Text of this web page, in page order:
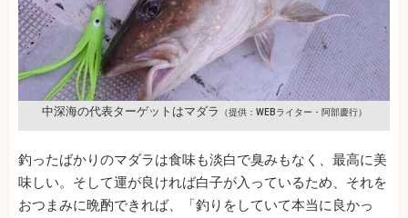
中深海の代表ターゲットはマダラ （提供：WEBライター・阿部慶行）
釣ったばかりのマダラは食味も淡白で臭みもなく、最高に美
味しい。そして運が良ければ白子が入っているため、それを
おつまみに晩酌できれば、「釣りをしていて本当に良かっ